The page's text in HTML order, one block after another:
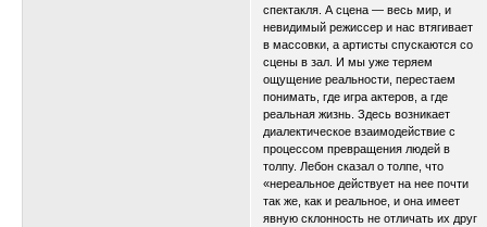
спектакля. А сцена — весь мир, и
невидимый режиссер и нас втягивает
в массовки, а артисты спускаются со
сцены в зал. И мы уже теряем
ощущение реальности, перестаем
понимать, где игра актеров, а где
реальная жизнь. Здесь возникает
диалектическое взаимодействие с
процессом превращения людей в
толпу. Лебон сказал о толпе, что
«нереальное действует на нее почти
так же, как и реальное, и она имеет
явную склонность не отличать их друг